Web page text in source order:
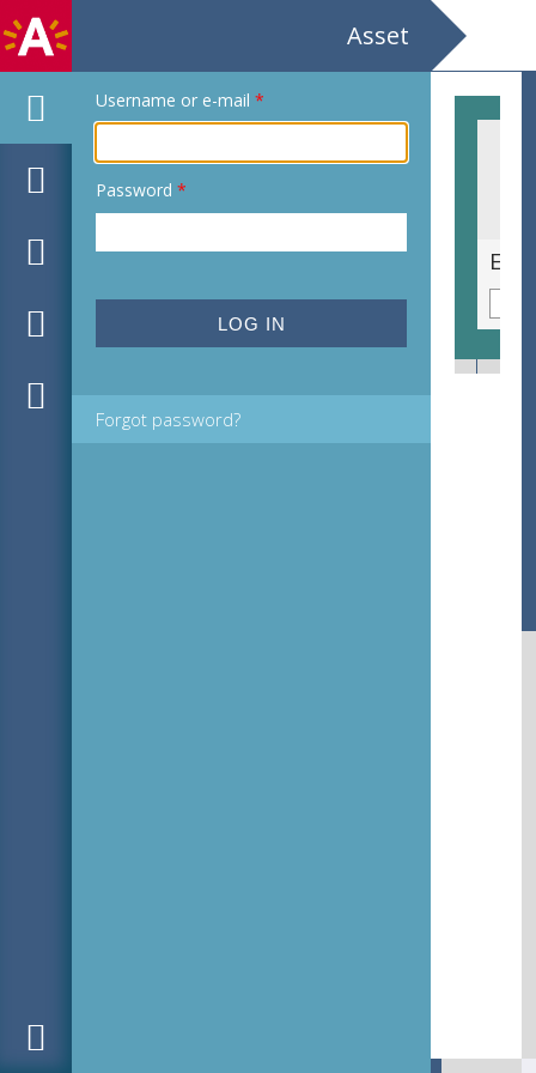
Asset
Username or e-mail *
Password *
Forgot password?
Ex libris voor Juc. Jiri Lorman door C.